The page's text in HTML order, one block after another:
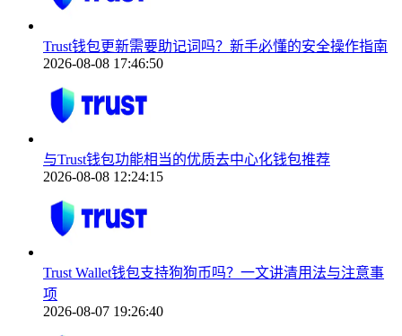
Trust钱包更新需要助记词吗？新手必懂的安全操作指南
2026-08-08 17:46:50
与Trust钱包功能相当的优质去中心化钱包推荐
2026-08-08 12:24:15
Trust Wallet钱包支持狗狗币吗？一文讲清用法与注意事
项
2026-08-07 19:26:40